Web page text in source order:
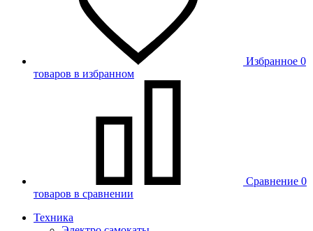
Избранное 0
товаров в избранном
Сравнение 0
товаров в сравнении
Техника